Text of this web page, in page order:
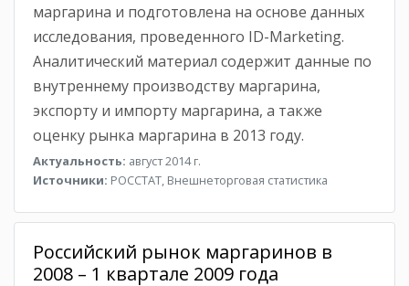
маргарина и подготовлена на основе данных
исследования, проведенного ID-Marketing.
Аналитический материал содержит данные по
внутреннему производству маргарина,
экспорту и импорту маргарина, а также
оценку рынка маргарина в 2013 году.
Актуальность: август 2014 г.
Источники: РОССТАТ, Внешнеторговая статистика
Российский рынок маргаринов в
2008 – 1 квартале 2009 года